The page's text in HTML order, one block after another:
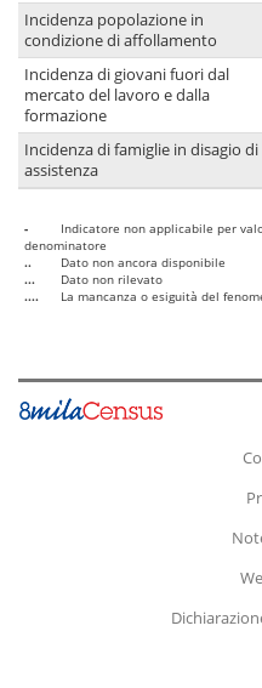
Incidenza popolazione in
condizione di affollamento
Incidenza di giovani fuori dal
mercato del lavoro e dalla
formazione
Incidenza di famiglie in disagio di
assistenza
-
Indicatore non applicabile per
denominatore
..
Dato non ancora disponibile
...
Dato non rilevato
....
La mancanza o esiguità del